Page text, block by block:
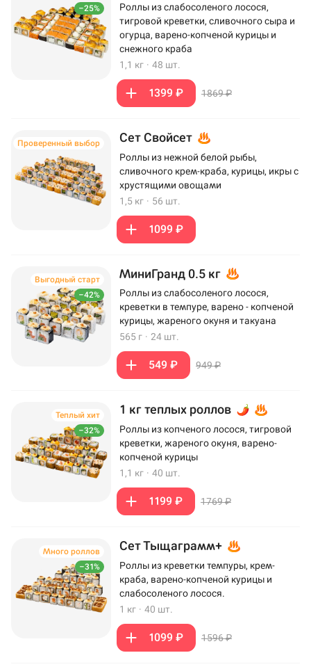
–25%
Роллы из слабосоленого лосося,
тигровой креветки, сливочного сыра и
огурца, варено-копченой курицы и
снежного краба
1,1 кг · 48 шт.
1399 ₽ 1869 ₽
Проверенный выбор Сет Свойсет
Роллы из нежной белой рыбы,
сливочного крем-краба, курицы, икры с
хрустящими овощами
1,5 кг · 56 шт.
1099 ₽
–42%
Выгодный старт МиниГранд 0.5 кг
Роллы из слабосоленого лосося,
креветки в темпуре, варено - копченой
курицы, жареного окуня и такуана
565 г · 24 шт.
549 ₽ 949 ₽
–32%
Теплый хит 1 кг теплых роллов
Роллы из копченого лосося, тигровой
креветки, жареного окуня, варено-
копченой курицы
1,1 кг · 40 шт.
1199 ₽ 1769 ₽
–31%
Много роллов Сет Тыщаграмм+
Роллы из креветки темпуры, крем-
краба, варено-копченой курицы и
слабосоленого лосося.
1 кг · 40 шт.
1099 ₽ 1596 ₽